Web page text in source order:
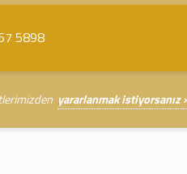
5898
yararlanmak istiyorsanız